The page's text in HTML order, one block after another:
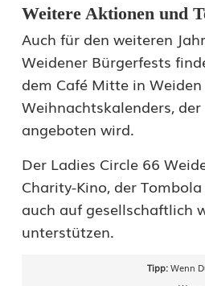
I
T
A
E
e
i
d
Weitere Aktionen und
Auch für den weiteren
Weidener Bürgerfests
dem Café Mitte in
Weihnachtskalenders,
angeboten wird.
Der Ladies Circle 66
Charity-Kino, der
auch auf gesellschaftlich
unterstützen.
Tipp:Wenn